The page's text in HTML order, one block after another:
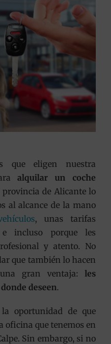
que eligen nuestra
alquilar un coche
de Alicante lo
al alcance de la mano
, unas tarifas
e incluso porque les
y atento. No
que también lo hacen
gran ventaja:les
deseen.
oportunidad de que
oficina que tenemos en
Sin embargo, si no